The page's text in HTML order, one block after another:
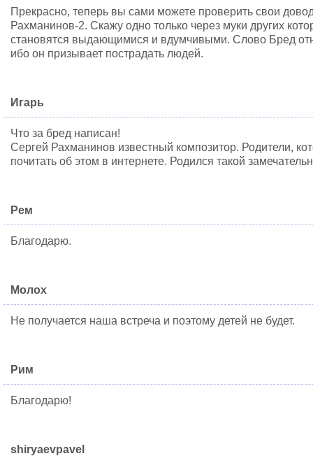
Прекрасно, теперь вы сами можете проверить свои
Рахманинов-2. Скажу одно только через муки других
становятся выдающимися и вдумчивыми. Слово Бред
ибо он призывает пострадать людей.
Игарь
Что за бред написан!
Сергей Рахманинов известный композитор. Родители,
почитать об этом в интернете. Родился такой
Рем
Благодарю.
Молох
Не получается наша встреча и поэтому детей не будет.
Рим
Благодарю!
shiryaevpavel